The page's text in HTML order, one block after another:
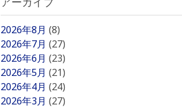
2026年8月 (8)
2026年7月 (27)
2026年6月 (23)
2026年5月 (21)
2026年4月 (24)
2026年3月 (27)